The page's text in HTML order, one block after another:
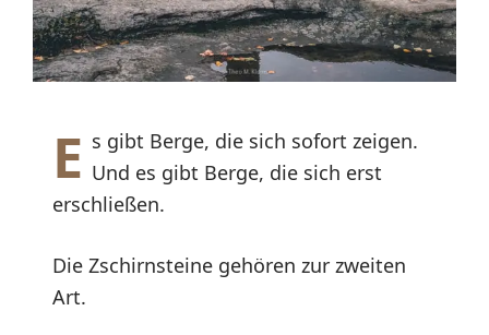
E s gibt Berge, die sich sofort zeigen.
Und es gibt Berge, die sich erst
erschließen.
Die Zschirnsteine gehören zur zweiten
Art.